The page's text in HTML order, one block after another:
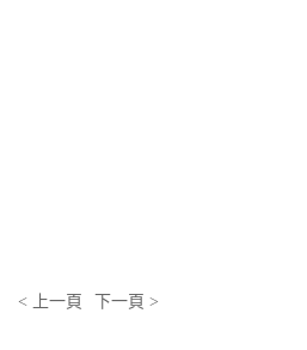
< 上一頁 下一頁 >